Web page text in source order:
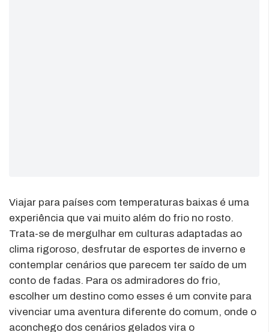
Viajar para países com temperaturas baixas é uma
experiência que vai muito além do frio no rosto.
Trata-se de mergulhar em culturas adaptadas ao
clima rigoroso, desfrutar de esportes de inverno e
contemplar cenários que parecem ter saído de um
conto de fadas. Para os admiradores do frio,
escolher um destino como esses é um convite para
vivenciar uma aventura diferente do comum, onde o
aconchego dos cenários gelados vira o